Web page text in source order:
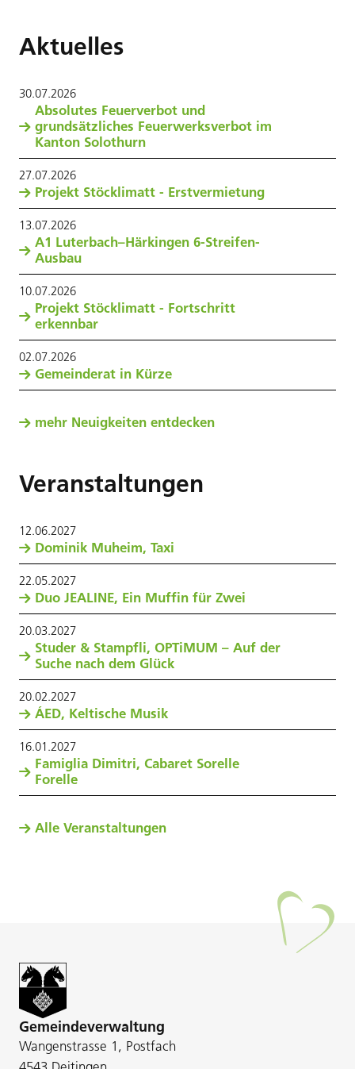
Aktuelles
30.07.2026
Absolutes Feuerverbot und
grundsätzliches Feuerwerksverbot im
Kanton Solothurn
27.07.2026
Projekt Stöcklimatt - Erstvermietung
13.07.2026
A1 Luterbach–Härkingen 6-Streifen-
Ausbau
10.07.2026
Projekt Stöcklimatt - Fortschritt
erkennbar
02.07.2026
Gemeinderat in Kürze
mehr Neuigkeiten entdecken
Veranstaltungen
12.06.2027
Dominik Muheim, Taxi
22.05.2027
Duo JEALINE, Ein Muffin für Zwei
20.03.2027
Studer & Stampfli, OPTiMUM – Auf der
Suche nach dem Glück
20.02.2027
ÁED, Keltische Musik
16.01.2027
Famiglia Dimitri, Cabaret Sorelle
Forelle
Alle Veranstaltungen
Gemeindeverwaltung
Wangenstrasse 1, Postfach